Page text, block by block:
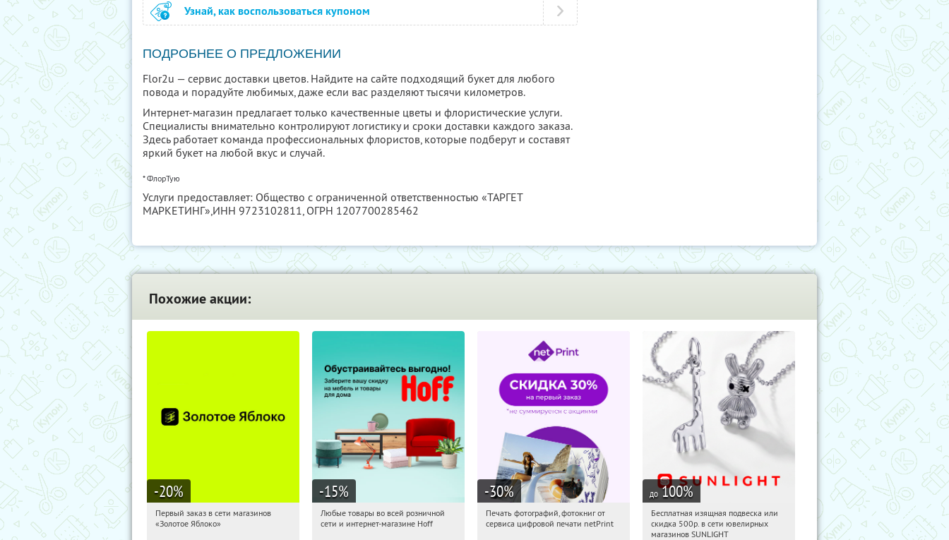
Узнай, как воспользоваться купоном
ПОДРОБНЕЕ О ПРЕДЛОЖЕНИИ
Flor2u — сервис доставки цветов. Найдите на сайте подходящий букет для любого
повода и порадуйте любимых, даже если вас разделяют тысячи километров.
Интернет-магазин предлагает только качественные цветы и флористические услуги.
Специалисты внимательно контролируют логистику и сроки доставки каждого заказа.
Здесь работает команда профессиональных флористов, которые подберут и составят
яркий букет на любой вкус и случай.
* ФлорТую
Услуги предоставляет: Общество с ограниченной ответственностью «ТАРГЕТ
МАРКЕТИНГ»,ИНН 9723102811, ОГРН 1207700285462
Похожие акции:
-20%
01:39:54
Получи первым!
Первый заказ в сети магазинов
«Золотое Яблоко»
-15%
01:39:54 Получили:
Любые товары во всей розничной
сети и интернет-магазине Hoff
-30%
01:39:54 Получили:
Печать фотографий, фотокниг от
сервиса цифровой печати netPrint
до 100%
01:39:54 Получили:
Россия
Бесплатная изящная подвеска или
скидка 500р. в сети ювелирных
магазинов SUNLIGHT